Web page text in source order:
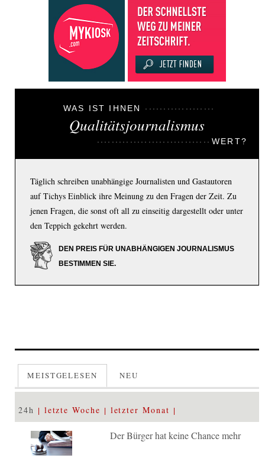
WAS IST IHNEN
Qualitätsjournalismus
WERT?
Täglich schreiben unabhängige Journalisten und Gastautoren
auf Tichys Einblick ihre Meinung zu den Fragen der Zeit. Zu
jenen Fragen, die sonst oft all zu einseitig dargestellt oder unter
den Teppich gekehrt werden.
DEN PREIS FÜR UNABHÄNGIGEN JOURNALISMUS
BESTIMMEN SIE.
MEISTGELESEN NEU
24h letzte Woche letzter Monat
Der Bürger hat keine Chance mehr